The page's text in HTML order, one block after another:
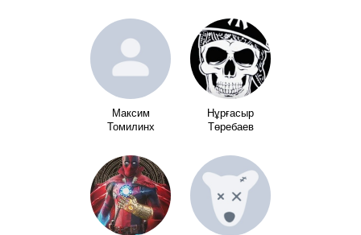
Максим
Томилинх
Нұрғасыр
Төребаев